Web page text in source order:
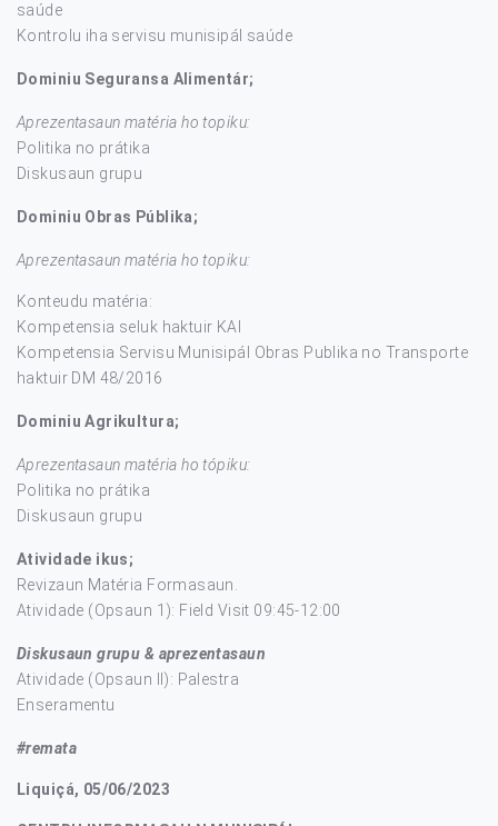
saúde
Kontrolu iha servisu munisipál saúde
Dominiu Seguransa Alimentár;
Aprezentasaun matéria ho topiku:
Politika no prátika
Diskusaun grupu
Dominiu Obras Públika;
Aprezentasaun matéria ho topiku:
Konteudu matéria:
Kompetensia seluk haktuir KAI
Kompetensia Servisu Munisipál Obras Publika no Transporte
haktuir DM 48/2016
Dominiu Agrikultura;
Aprezentasaun matéria ho tópiku:
Politika no prátika
Diskusaun grupu
Atividade ikus;
Revizaun Matéria Formasaun.
Atividade (Opsaun 1): Field Visit 09:45-12:00
Diskusaun grupu & aprezentasaun
Atividade (Opsaun II): Palestra
Enseramentu
#remata
Liquiçá, 05/06/2023